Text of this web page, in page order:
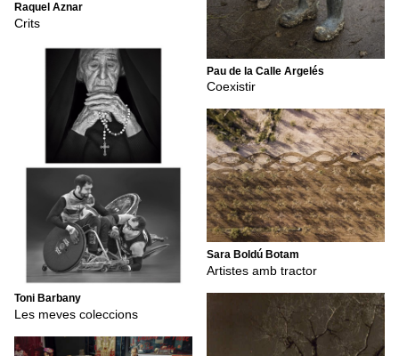
Raquel Aznar
Crits
Toni Barbany
Les meves coleccions
Pau de la Calle Argelés
Coexistir
Sara Boldú Botam
Artistes amb tractor